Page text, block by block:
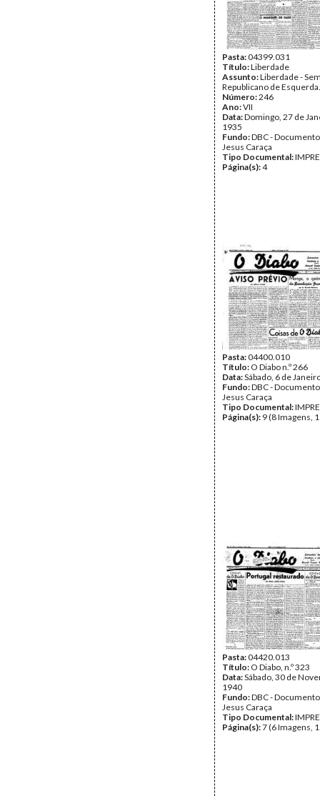
Pasta:04399.031
Título:Liberdade
Assunto:Liberdade -
Republicano de Esquerda.
Número:246
Ano:VII
Data:Domingo, 27 de
1935
Fundo:DBC -
Jesus Caraça
Tipo Documental:
Página(s):4
Pasta:04400.010
Título: O Diabo n.º 266
Data:Sábado, 6 de
Fundo:DBC -
Jesus Caraça
Tipo Documental:
Página(s): 9 (8 Imagens,
Pasta:04420.013
Título: O Diabo, n.º 323
Data:Sábado, 30 de
1940
Fundo:DBC -
Jesus Caraça
Tipo Documental:
Página(s):7 (6 Imagens,